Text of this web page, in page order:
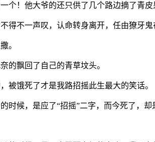
个！他大爷的还只供了几个路边摘了青皮
得不一声叹，认命转身离开，任由獠牙
。
的飘回了自己的青草坟头。
被饿死了才是我路招摇此生最大的笑话。
时候，是应了“招摇”二字，而今死了